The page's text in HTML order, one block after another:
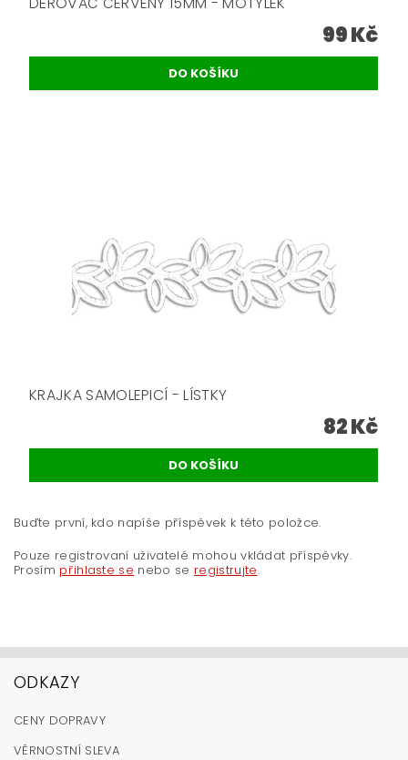
99 Kč
KRAJKA SAMOLEPICÍ - LÍSTKY
82 Kč
Buďte první, kdo napíše příspěvek k této položce.
Pouze registrovaní uživatelé mohou vkládat příspěvky.
Prosím přihlaste se nebo se registrujte.
ODKAZY
CENY DOPRAVY
VĚRNOSTNÍ SLEVA